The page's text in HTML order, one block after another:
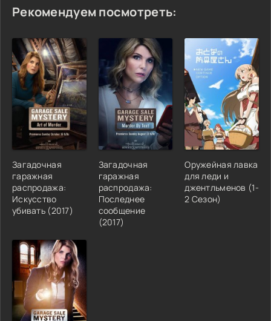
Рекомендуем посмотреть:
Загадочная
гаражная
распродажа:
Искусство
убивать (2017)
Загадочная
гаражная
распродажа:
Последнее
сообщение
(2017)
Оружейная лавка
для леди и
джентльменов (1-
2 Сезон)